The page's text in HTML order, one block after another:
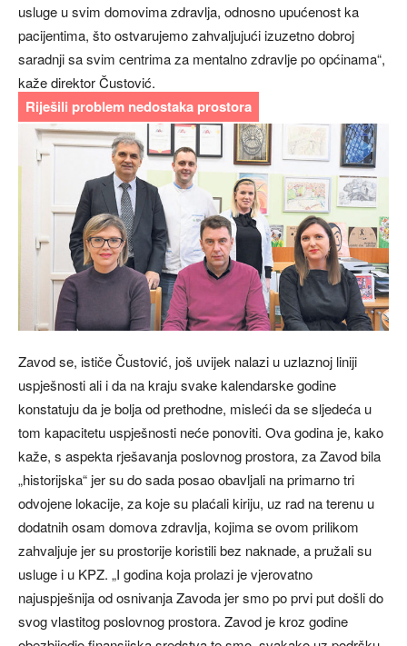
usluge u svim domovima zdravlja, odnosno upućenost ka
pacijentima, što ostvarujemo zahvaljujući izuzetno dobroj
saradnji sa svim centrima za mentalno zdravlje po općinama“,
kaže direktor Čustović.
Riješili problem nedostaka prostora
Zavod se, ističe Čustović, još uvijek nalazi u uzlaznoj liniji
uspješnosti ali i da na kraju svake kalendarske godine
konstatuju da je bolja od prethodne, misleći da se sljedeća u
tom kapacitetu uspješnosti neće ponoviti. Ova godina je, kako
kaže, s aspekta rješavanja poslovnog prostora, za Zavod bila
„historijska“ jer su do sada posao obavljali na primarno tri
odvojene lokacije, za koje su plaćali kiriju, uz rad na terenu u
dodatnih osam domova zdravlja, kojima se ovom prilikom
zahvaljuje jer su prostorije koristili bez naknade, a pružali su
usluge i u KPZ. „I godina koja prolazi je vjerovatno
najuspješnija od osnivanja Zavoda jer smo po prvi put došli do
svog vlastitog poslovnog prostora. Zavod je kroz godine